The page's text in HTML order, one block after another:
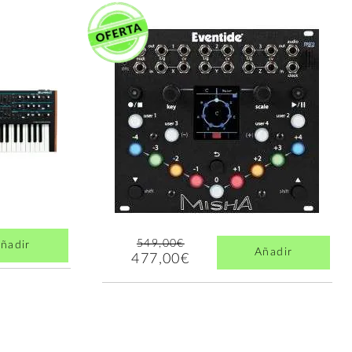
549,00€
477,00€ Añadir